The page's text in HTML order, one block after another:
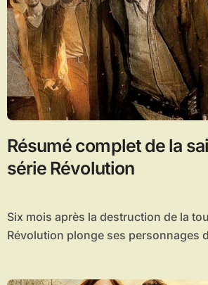
Résumé complet de la
série Révolution
Six mois après la destruction de la tour, la série
Révolution plonge ses personnages